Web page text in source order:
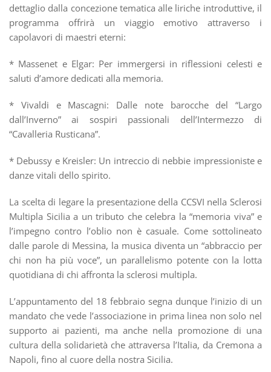
dettaglio dalla concezione tematica alle liriche introduttive, il
programma offrirà un viaggio emotivo attraverso i
capolavori di maestri eterni:
* Massenet e Elgar: Per immergersi in riflessioni celesti e
saluti d’amore dedicati alla memoria.
* Vivaldi e Mascagni: Dalle note barocche del “Largo
dall’Inverno” ai sospiri passionali dell’Intermezzo di
“Cavalleria Rusticana”.
* Debussy e Kreisler: Un intreccio di nebbie impressioniste e
danze vitali dello spirito.
La scelta di legare la presentazione della CCSVI nella Sclerosi
Multipla Sicilia a un tributo che celebra la “memoria viva” e
l’impegno contro l’oblio non è casuale. Come sottolineato
dalle parole di Messina, la musica diventa un “abbraccio per
chi non ha più voce”, un parallelismo potente con la lotta
quotidiana di chi affronta la sclerosi multipla.
L’appuntamento del 18 febbraio segna dunque l’inizio di un
mandato che vede l’associazione in prima linea non solo nel
supporto ai pazienti, ma anche nella promozione di una
cultura della solidarietà che attraversa l’Italia, da Cremona a
Napoli, fino al cuore della nostra Sicilia.